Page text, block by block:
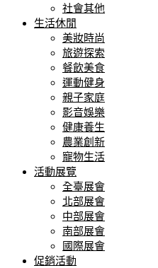
社會其他
生活休閒
美妝時尚
旅遊探索
餐飲美食
運動健身
親子家庭
影音娛樂
健康養生
農業創新
寵物生活
活動展覽
全臺展會
北部展會
中部展會
南部展會
國際展會
促銷活動